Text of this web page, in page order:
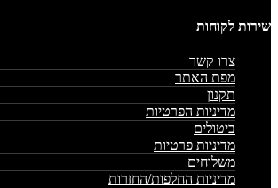
שירות לקוחות
צרו קשר
מפת האתר
תקנון
מדיניות הפרטיות
ביטולים
מדיניות פרטיות
משלוחים
מדיניות החלפות/החזרות